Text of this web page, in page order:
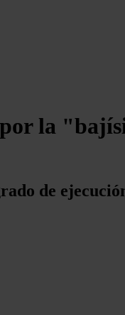
la
de